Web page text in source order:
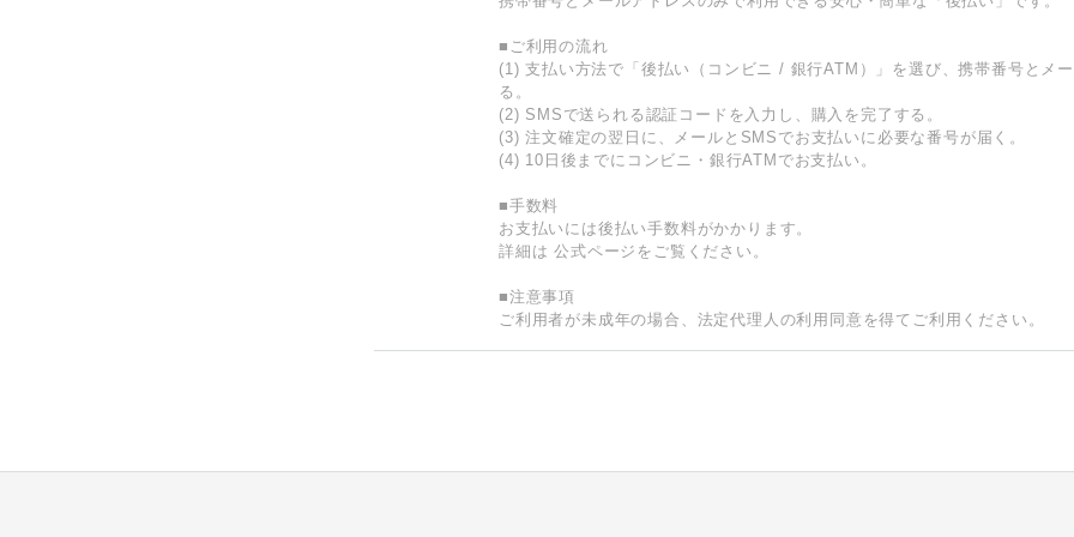
■ご利用の流れ
(1) 支払い方法で「後払い（コンビニ / 銀行ATM）」を選び、携帯番号とメ
る。
(2) SMSで送られる認証コードを入力し、購入を完了する。
(3) 注文確定の翌日に、メールとSMSでお支払いに必要な番号が届く。
(4) 10日後までにコンビニ・銀行ATMでお支払い。
■手数料
お支払いには後払い手数料がかかります。
詳細は 公式ページ をご覧ください。
■注意事項
ご利用者が未成年の場合、法定代理人の利用同意を得てご利用ください。